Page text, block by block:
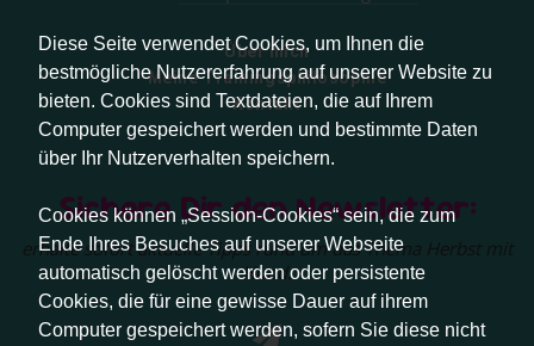
Diese Seite verwendet Cookies, um Ihnen die
bestmögliche Nutzererfahrung auf unserer Website zu
bieten. Cookies sind Textdateien, die auf Ihrem
Computer gespeichert werden und bestimmte Daten
über Ihr Nutzerverhalten speichern.
Cookies können „Session-Cookies“ sein, die zum
Ende Ihres Besuches auf unserer Webseite
automatisch gelöscht werden oder persistente
Cookies, die für eine gewisse Dauer auf ihrem
Computer gespeichert werden, sofern Sie diese nicht
Über mich
Meine Trainingsphilosophie
Kontakt
Sichere Dir den Newsletter:
erhalte sofort aktuelle Tipps rund um das Thema Herbst mit
Hund.